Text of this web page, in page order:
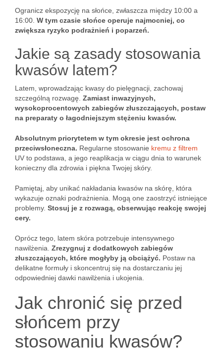
Ogranicz ekspozycję na słońce, zwłaszcza między 10:00 a
16:00. W tym czasie słońce operuje najmocniej, co
zwiększa ryzyko podrażnień i poparzeń.
Jakie są zasady stosowania
kwasów latem?
Latem, wprowadzając kwasy do pielęgnacji, zachowaj
szczególną rozwagę. Zamiast inwazyjnych,
wysokoprocentowych zabiegów złuszczających, postaw
na preparaty o łagodniejszym stężeniu kwasów.
Absolutnym priorytetem w tym okresie jest ochrona
przeciwsłoneczna. Regularne stosowanie kremu z filtrem
UV to podstawa, a jego reaplikacja w ciągu dnia to warunek
konieczny dla zdrowia i piękna Twojej skóry.
Pamiętaj, aby unikać nakładania kwasów na skórę, która
wykazuje oznaki podrażnienia. Mogą one zaostrzyć istniejące
problemy. Stosuj je z rozwagą, obserwując reakcję swojej
cery.
Oprócz tego, latem skóra potrzebuje intensywnego
nawilżenia. Zrezygnuj z dodatkowych zabiegów
złuszczających, które mogłyby ją obciążyć. Postaw na
delikatne formuły i skoncentruj się na dostarczaniu jej
odpowiedniej dawki nawilżenia i ukojenia.
Jak chronić się przed
słońcem przy
stosowaniu kwasów?